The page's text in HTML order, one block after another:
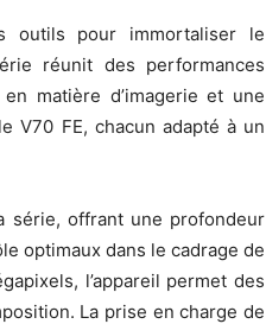
outils pour immortaliser le
réunit des performances
matière d’imagerie et une
V70 FE, chacun adapté à un
série, offrant une profondeur
optimaux dans le cadrage de
l’appareil permet des
La prise en charge de